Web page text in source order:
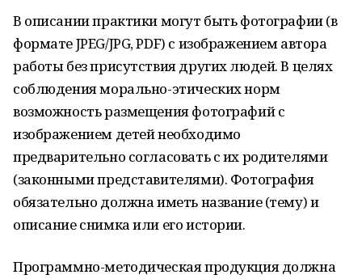
В описании практики могут быть фотографии (в
формате JPEG/JPG, PDF) с изображением автора
работы без присутствия других людей. В целях
соблюдения морально-этических норм
возможность размещения фотографий с
изображением детей необходимо
предварительно согласовать с их родителями
(законными представителями). Фотография
обязательно должна иметь название (тему) и
описание снимка или его истории.
Программно-методическая продукция должна